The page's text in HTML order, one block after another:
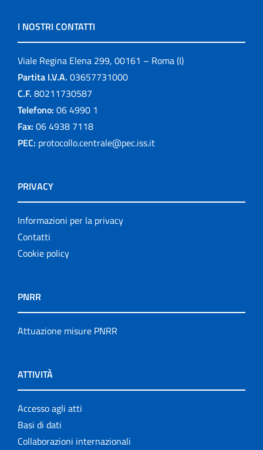
I NOSTRI CONTATTI
Viale Regina Elena 299, 00161 – Roma (I)
Partita I.V.A. 03657731000
C.F. 80211730587
Telefono: 06 4990 1
Fax: 06 4938 7118
PEC: protocollo.centrale@pec.iss.it
PRIVACY
Informazioni per la privacy
Contatti
Cookie policy
PNRR
Attuazione misure PNRR
ATTIVITÀ
Accesso agli atti
Basi di dati
Collaborazioni internazionali